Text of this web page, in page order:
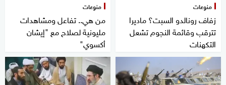
منوعات
زفاف رونالدو السبت؟ ماديرا
تترقب وقائمة النجوم تشعل
التكهنات
منوعات
من هي.. تفاعل ومشاهدات
مليونية لصلاح مع "إيشان
أكسوي"